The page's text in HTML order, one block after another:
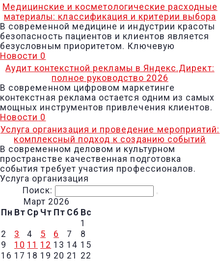
Медицинские и косметологические расходные
материалы: классификация и критерии выбора
В современной медицине и индустрии красоты
безопасность пациентов и клиентов является
безусловным приоритетом. Ключевую
Новости 0
Аудит контекстной рекламы в Яндекс.Директ:
полное руководство 2026
В современном цифровом маркетинге
контекстная реклама остается одним из самых
мощных инструментов привлечения клиентов.
Новости 0
Услуга организация и проведение мероприятий:
комплексный подход к созданию событий
В современном деловом и культурном
пространстве качественная подготовка
события требует участия профессионалов.
Услуга организация
Поиск:
Март 2026
Пн Вт Ср Чт Пт Сб Вс
1
2
3 4 5 6 7
8
9
10 11 12 13 14 15
16 17 18 19 20 21
22